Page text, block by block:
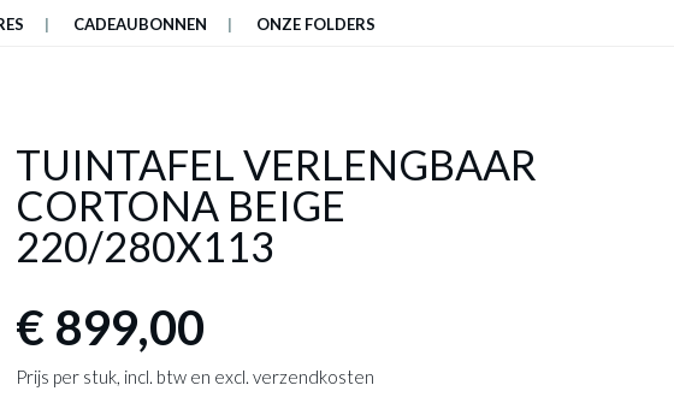
CADEAUBONNEN ONZE FOLDERS
TUINTAFEL VERLENGBAAR
CORTONA BEIGE
220/280X113
€ 899,00
Prijs per stuk, incl. btw en excl. verzendkosten